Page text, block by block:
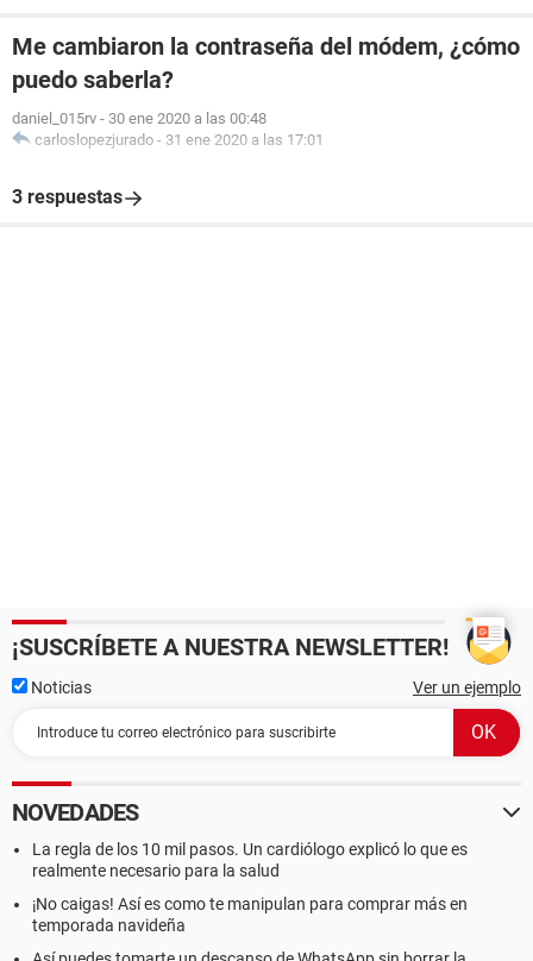
Me cambiaron la contraseña del módem, ¿cómo
puedo saberla?
daniel_015rv - 30 ene 2020 a las 00:48
carloslopezjurado - 31 ene 2020 a las 17:01
3 respuestas
¡SUSCRÍBETE A NUESTRA NEWSLETTER!
Noticias Ver un ejemplo
NOVEDADES
La regla de los 10 mil pasos. Un cardiólogo explicó lo que es
realmente necesario para la salud
¡No caigas! Así es como te manipulan para comprar más en
temporada navideña